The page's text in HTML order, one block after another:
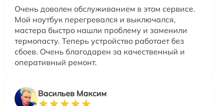
Очень доволен обслуживанием в этом сервисе.
Мой ноутбук перегревался и выключался,
мастера быстро нашли проблему и заменили
термопасту. Теперь устройство работает без
сбоев. Очень благодарен за качественный и
оперативный ремонт.
Васильев Максим